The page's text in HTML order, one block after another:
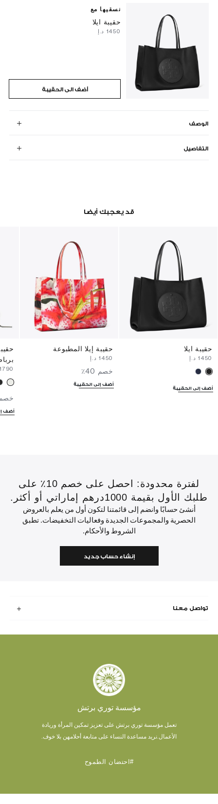
نسقيها مع
حقيبة ايلا
أضف الى الحقيبة
الوصف
التفاصيل
قد يعجبك أيضا
حقيبة ايلا
أضف إلى الحقيبة
حقيبة إيلا المطبوعة
خصم 40٪
أضف إلى الحقيبة
خصم
أضف
لفترة محدودة: احصل على خصم 10٪ على
طلبك الأول بقيمة 1000درهم إماراتي أو أكثر.
أنشئ حسابًا وانضم إلى قائمتنا لتكون أول من يعلم بالعروض
الحصرية والمجموعات الجديدة وفعاليات التخفيضات. تطبق
الشروط والأحكام.
إنشاء حساب جديد
تواصل معنا
مؤسسة توري برتش
تعمل مؤسسة توري برتش على تعزيز تمكين المرأة وريادة
الأعمال. نريد مساعدة النساء على متابعة أحلامهن بلا خوف.
#احتضان الطموح